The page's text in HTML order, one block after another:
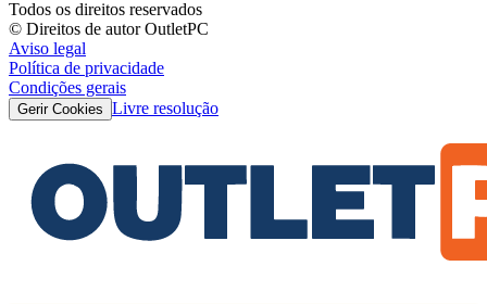
Todos os direitos reservados
© Direitos de autor OutletPC
Aviso legal
Política de privacidade
Condições gerais
Gerir Cookies Livre resolução